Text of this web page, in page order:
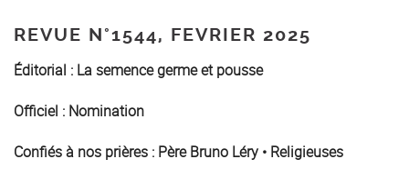
REVUE N°1544, FEVRIER 2025
Éditorial : La semence germe et pousse
Officiel : Nomination
Confiés à nos prières : Père Bruno Léry • Religieuses